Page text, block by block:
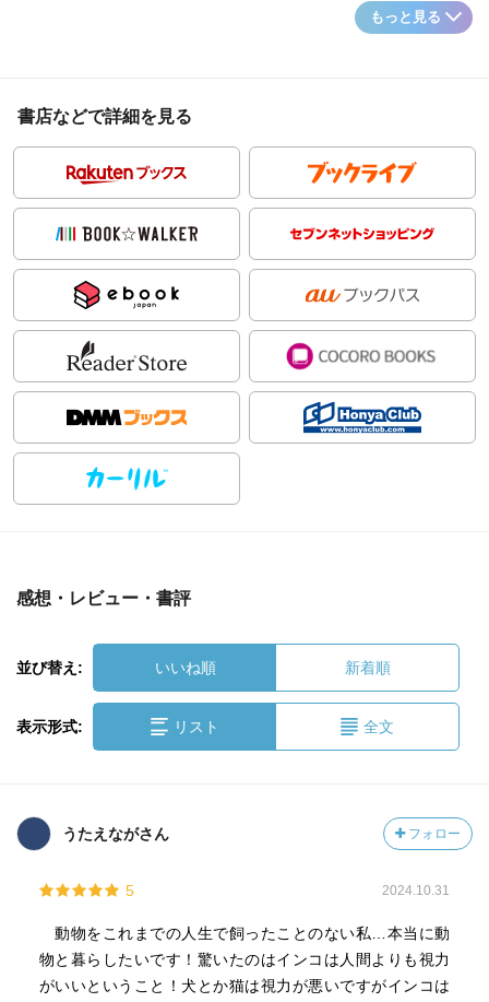
もっと見る
書店などで詳細を見る
感想・レビュー・書評
並び替え: いいね順 新着順
表示形式: リスト 全文
うたえながさん フォロー
5 2024.10.31
動物をこれまでの人生で飼ったことのない私…本当に動
物と暮らしたいです！驚いたのはインコは人間よりも視力
がいいということ！犬とか猫は視力が悪いですがインコは